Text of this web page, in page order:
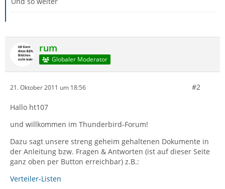
rum
Globaler Moderator
21. Oktober 2011 um 18:56 #2
Hallo ht107
und willkommen im Thunderbird-Forum!
Dazu sagt unsere streng geheim gehaltenen Dokumente in
der Anleitung bzw. Fragen & Antworten (ist auf dieser Seite
ganz oben per Button erreichbar) z.B.:
Verteiler-Listen